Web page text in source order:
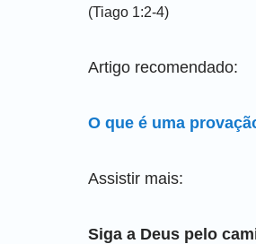
(Tiago 1:2-4)
Artigo recomendado:
O que é uma
Assistir mais:
Siga a Deus pelo